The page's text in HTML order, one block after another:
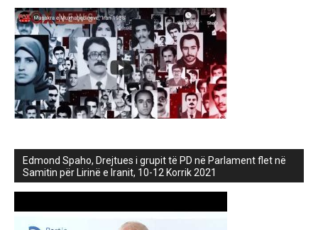
Edmond Spaho, Drejtues i grupit të PD në Parlament flet në
Samitin për Lirinë e Iranit, 10-12 Korrik 2021